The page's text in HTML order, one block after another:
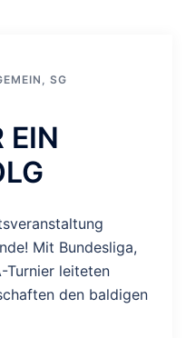
, SG
EIN
Mit Bundesliga,
Turnier leiteten
den baldigen